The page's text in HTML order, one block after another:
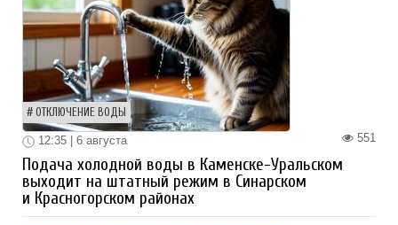
ОТКЛЮЧЕНИЕ ВОДЫ
551
12:35 | 6 августа
Подача холодной воды в Каменске-Уральском
выходит на штатный режим в Синарском
и Красногорском районах